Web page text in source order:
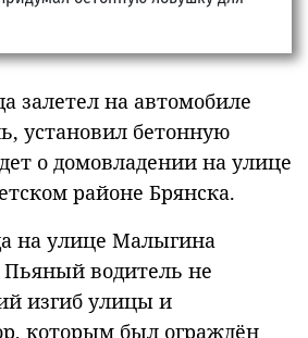
залетел на автомобиле
установил бетонную
о домовладении на улице
районе Брянска.
на улице Малыгина
водитель не
изгиб улицы и
которым был ограждён